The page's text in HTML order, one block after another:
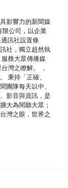
影響力的新聞媒
限公司，以企業
訊社設置條
社，獨立超然執
務大眾傳播媒
灣之瞭解。 ．
秉持「正確、
團隊每天以中、
影音與資訊，是
大為閱聽大眾；
灣之眼，世界之